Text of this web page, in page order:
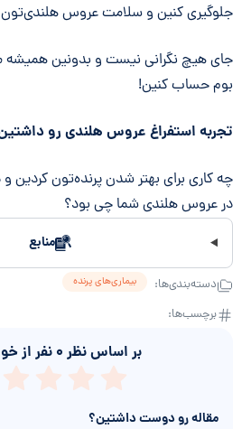
جلوگیری کنین و سلامت عروس
جای هیچ نگرانی نیست و بدونین همیشه
بوم حساب کنین!
تجربه استفراغ عروس هلندی رو
چه کاری برای بهتر شدن پرنده‌تون کردین و
در عروس هلندی شما چی بود؟
منابع
دسته‌بندی‌ها: بیماری‌های پرنده
برچسب‌ها:
بر اساس نظر ۰ نفر از
مقاله رو دوست داشتین؟